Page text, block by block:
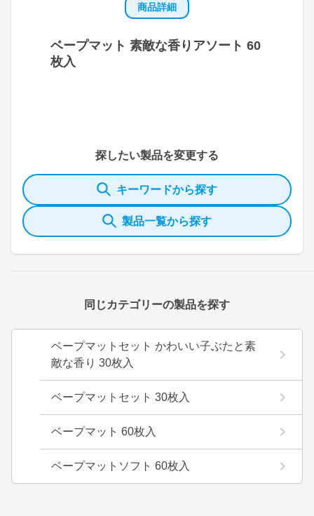
商品詳細
ベープマット 素敵な香りアソート 60
枚入
探したい製品を変更する
キーワードから探す
製品一覧から探す
同じカテゴリーの製品を探す
ベープマットセット かわいい子ぶたと素
敵な香り 30枚入
ベープマットセット 30枚入
ベープマット 60枚入
ベープマットソフト 60枚入